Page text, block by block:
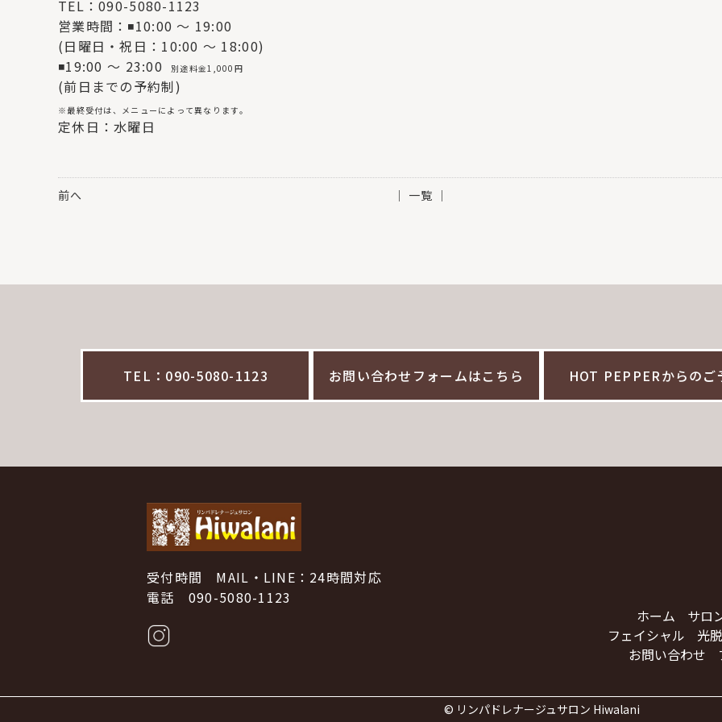
TEL：090-5080-1123
営業時間：◾10:00 〜 19:00
(日曜日・祝日：10:00 〜 18:00)
◾19:00 〜 23:00
別途料金1,000円
(前日までの予約制)
※最終受付は、メニューによって異なります。
定休日：水曜日
前へ │ 一覧 │
TEL：090-5080-1123 お問い合わせフォームはこちら HOT PEPPERからのご
受付時間 MAIL・LINE：24時間対応
電話 090-5080-1123
ホーム
サロ
フェイシャル
光
お問い合わせ
© リンパドレナージュサロン Hiwalani